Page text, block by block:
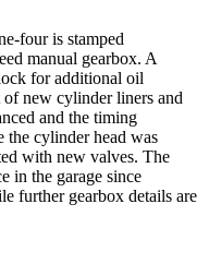
four is stamped
manual gearbox. A
for additional oil
new cylinder liners and
and the timing
cylinder head was
with new valves. The
in the garage since
further gearbox details are